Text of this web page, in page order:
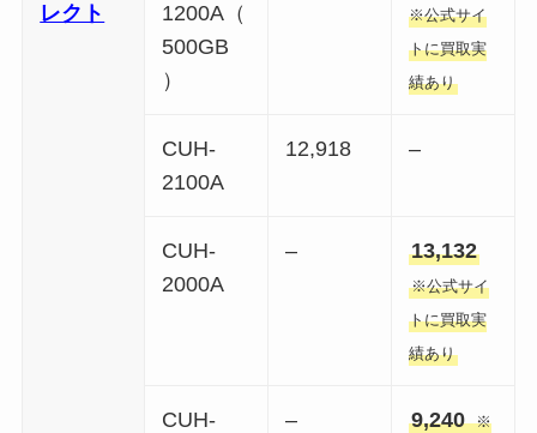
レクト
1200A（
500GB
）
※公式サイ
トに買取実
績あり
CUH-
2100A
12,918 –
CUH-
2000A
– 13,132
※公式サイ
トに買取実
績あり
CUH-
– 9,240 ※